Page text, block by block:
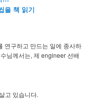
을 책 읽기
연구하고 만드는 일에 종사하
님께서는, 제 engineer 선배
고 있습니다.